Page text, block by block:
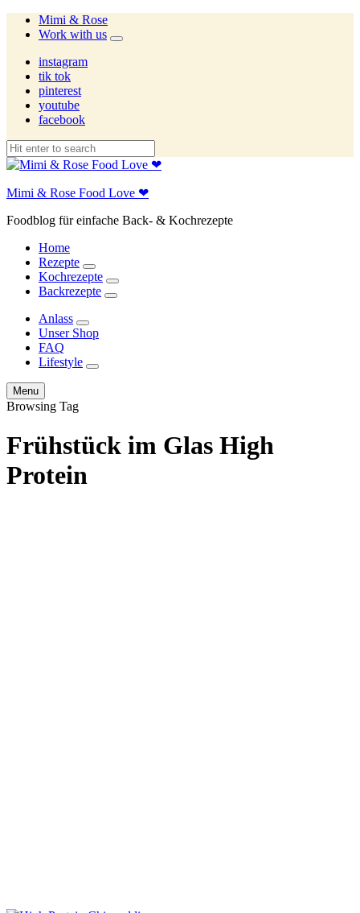
Mimi & Rose
Work with us
expand
instagram
tik tok
pinterest
youtube
facebook
Mimi & Rose Food Love ❤
Foodblog für einfache Back- & Kochrezepte
Home
Rezepte
expand
child
menu
Kochrezepte
expand
child
Backrezepte
expand
Anlass
expand
child
Unser Shop
FAQ
Lifestyle
expand
Search
Menu
Browsing Tag
Frühstück im Glas High
Protein